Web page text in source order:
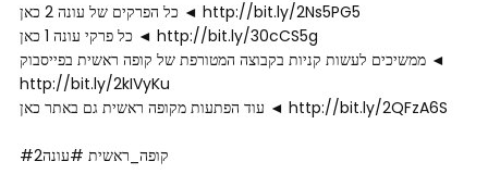
כל הפרקים של עונה 2 כאן ◄ http://bit.ly/2Ns5PG5
כל פרקי עונה 1 כאן ◄ http://bit.ly/30cCS5g
ממשיכים לעשות קניות בקבוצה המטורפת של קופה ראשית בפייסבוק ◄
http://bit.ly/2kIVyKu
עוד הפתעות מקופה ראשית גם באתר כאן ◄ http://bit.ly/2QFzA6S
#קופה_ראשית #עונה2